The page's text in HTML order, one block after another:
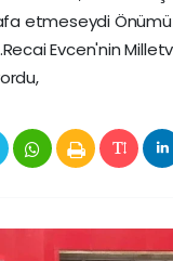
etmeseydi
Evcen'nin